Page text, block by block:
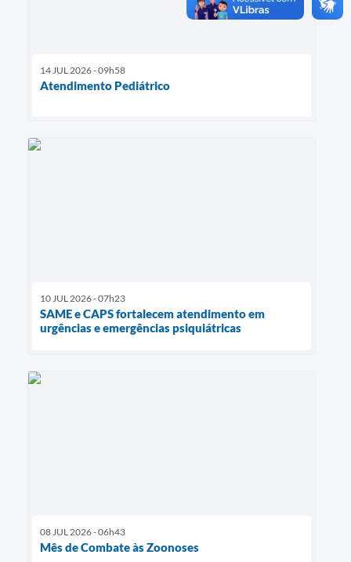
14 JUL 2026 - 09h58
Atendimento Pediátrico
10 JUL 2026 - 07h23
SAME e CAPS fortalecem atendimento em
urgências e emergências psiquiátricas
08 JUL 2026 - 06h43
Mês de Combate às Zoonoses